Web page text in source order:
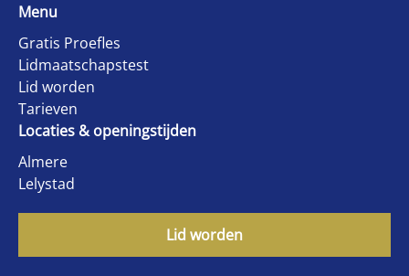
Menu
Gratis Proefles
Lidmaatschapstest
Lid worden
Tarieven
Locaties & openingstijden
Almere
Lelystad
Lid worden